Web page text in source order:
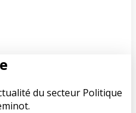
du secteur Politique